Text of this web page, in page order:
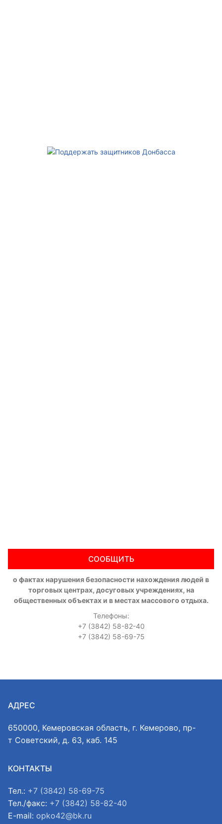
СООБЩИТЬ
о фактах нарушения безопасности нахождения людей в
торговых центрах, досуговых учреждениях, на
общественных объектах и в местах массового отдыха.
Телефоны:
+7 (3842) 58-82-40
+7 (3842) 58-69-75
АДРЕС
650000, Кемеровская область, г. Кемерово, пр-
т Советский, д. 63, каб. 145
КОНТАКТЫ
Тел.: +7 (3842) 58-69-75
Тел./факс: +7 (3842) 58-82-40
E-mail: opko42@bk.ru